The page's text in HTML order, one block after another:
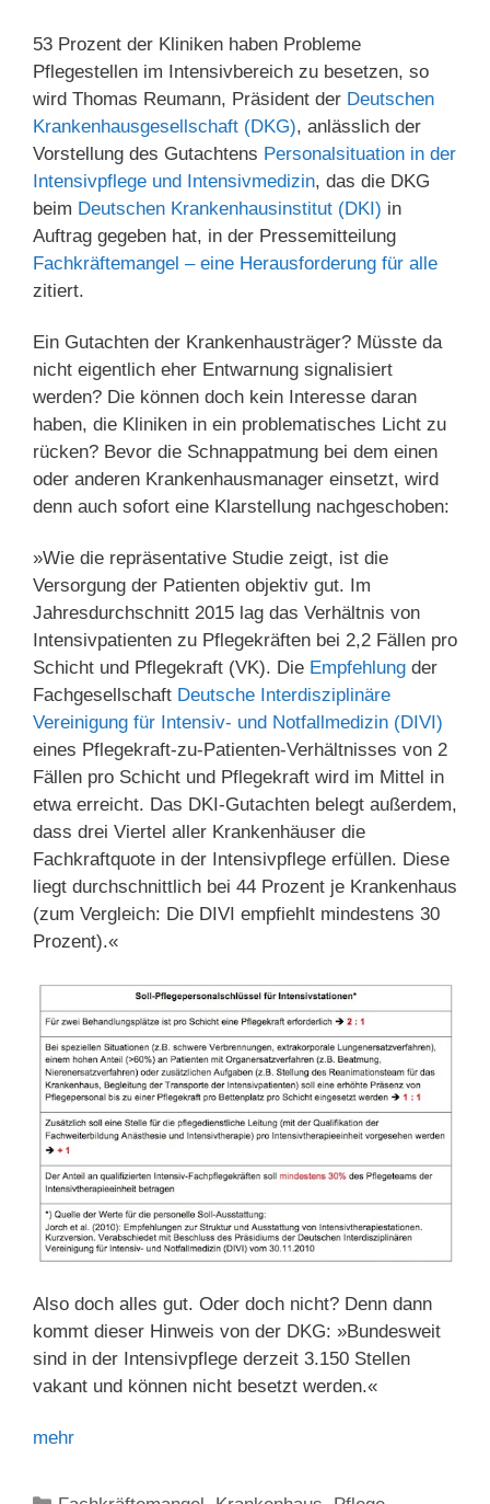
53 Prozent der Kliniken haben Probleme
Pflegestellen im Intensivbereich zu besetzen, so
wird Thomas Reumann, Präsident der Deutschen
Krankenhausgesellschaft (DKG), anlässlich der
Vorstellung des Gutachtens Personalsituation in der
Intensivpflege und Intensivmedizin, das die DKG
beim Deutschen Krankenhausinstitut (DKI) in
Auftrag gegeben hat, in der Pressemitteilung
Fachkräftemangel – eine Herausforderung für alle
zitiert.
Ein Gutachten der Krankenhausträger? Müsste da
nicht eigentlich eher Entwarnung signalisiert
werden? Die können doch kein Interesse daran
haben, die Kliniken in ein problematisches Licht zu
rücken? Bevor die Schnappatmung bei dem einen
oder anderen Krankenhausmanager einsetzt, wird
denn auch sofort eine Klarstellung nachgeschoben:
»Wie die repräsentative Studie zeigt, ist die
Versorgung der Patienten objektiv gut. Im
Jahresdurchschnitt 2015 lag das Verhältnis von
Intensivpatienten zu Pflegekräften bei 2,2 Fällen pro
Schicht und Pflegekraft (VK). Die Empfehlung der
Fachgesellschaft Deutsche Interdisziplinäre
Vereinigung für Intensiv- und Notfallmedizin (DIVI)
eines Pflegekraft-zu-Patienten-Verhältnisses von 2
Fällen pro Schicht und Pflegekraft wird im Mittel in
etwa erreicht. Das DKI-Gutachten belegt außerdem,
dass drei Viertel aller Krankenhäuser die
Fachkraftquote in der Intensivpflege erfüllen. Diese
liegt durchschnittlich bei 44 Prozent je Krankenhaus
(zum Vergleich: Die DIVI empfiehlt mindestens 30
Prozent).«
Also doch alles gut. Oder doch nicht? Denn dann
kommt dieser Hinweis von der DKG: »Bundesweit
sind in der Intensivpflege derzeit 3.150 Stellen
vakant und können nicht besetzt werden.«
mehr